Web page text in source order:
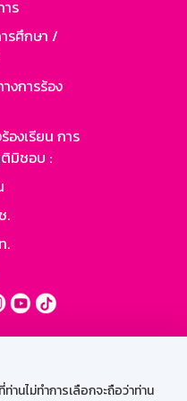
นไม่ทำการเลือกจะถือว่าท่าน
ร
รศึกษา /
งการร้อง
องเรียน การ
มิชอบ :
.
.